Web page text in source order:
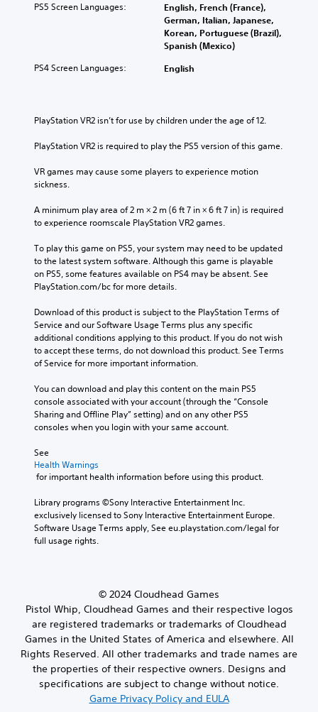
PS5 Screen Languages:
English, French (France),
German, Italian, Japanese,
Korean, Portuguese (Brazil),
Spanish (Mexico)
PS4 Screen Languages: English
PlayStation VR2 isn’t for use by children under the age of 12.
PlayStation VR2 is required to play the PS5 version of this game.
VR games may cause some players to experience motion
sickness.
A minimum play area of 2 m × 2 m (6 ft 7 in × 6 ft 7 in) is required
to experience roomscale PlayStation VR2 games.
To play this game on PS5, your system may need to be updated
to the latest system software. Although this game is playable
on PS5, some features available on PS4 may be absent. See
PlayStation.com/bc for more details.
Download of this product is subject to the PlayStation Terms of
Service and our Software Usage Terms plus any specific
additional conditions applying to this product. If you do not wish
to accept these terms, do not download this product. See Terms
of Service for more important information.
You can download and play this content on the main PS5
console associated with your account (through the “Console
Sharing and Offline Play” setting) and on any other PS5
consoles when you login with your same account.
See
Health Warnings
for important health information before using this product.
Library programs ©Sony Interactive Entertainment Inc.
exclusively licensed to Sony Interactive Entertainment Europe.
Software Usage Terms apply, See eu.playstation.com/legal for
full usage rights.
© 2024 Cloudhead Games
Pistol Whip, Cloudhead Games and their respective logos
are registered trademarks or trademarks of Cloudhead
Games in the United States of America and elsewhere. All
Rights Reserved. All other trademarks and trade names are
the properties of their respective owners. Designs and
specifications are subject to change without notice.
Game Privacy Policy and EULA